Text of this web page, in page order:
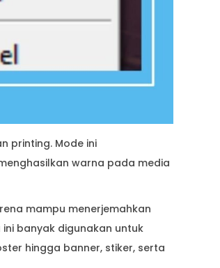
printing. Mode ini
warna pada media
mampu menerjemahkan
banyak digunakan untuk
hingga banner, stiker, serta